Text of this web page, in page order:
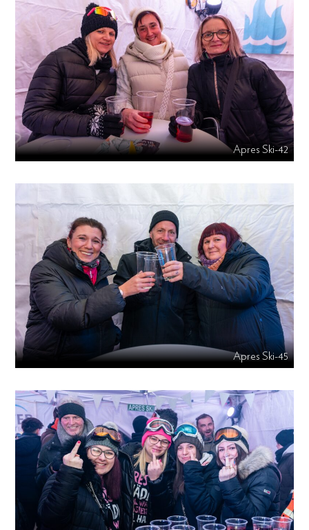
Apres Ski-42
Apres Ski-45